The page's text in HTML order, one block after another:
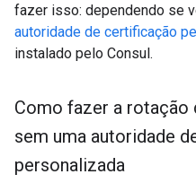
fazer isso: dependendo se
autoridade de certificação
instalado pelo Consul.
Como fazer a
sem uma autoridade
personalizada